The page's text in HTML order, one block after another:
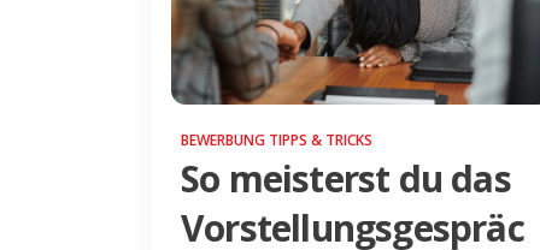
BEWERBUNG TIPPS & TRICKS
So meisterst du das
Vorstellungsgespräc